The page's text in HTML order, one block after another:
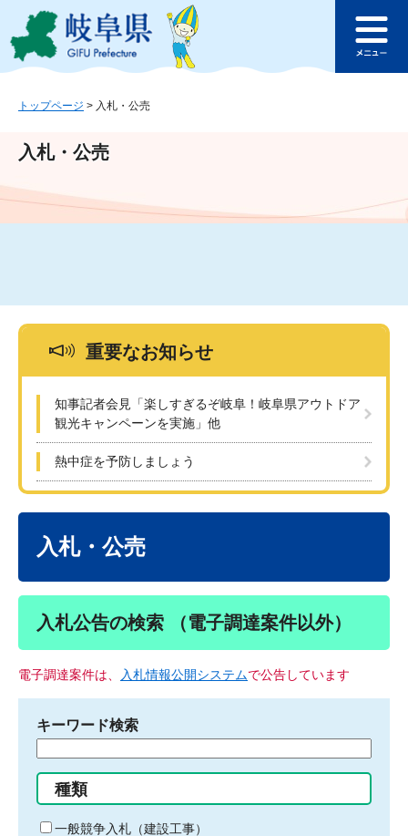
ジ
ュ
文
このページの本文へ
ュ
トップページ > 入札・公売
入札・公売
重要なお知らせ
知事記者会見「楽しすぎるぞ岐阜！岐阜県アウトドア
観光キャンペーンを実施」他
熱中症を予防しましょう
入札・公売
入札公告の検索 （電子調達案件以外）
電子調達案件は、 入札情報公開システムで公告しています
キーワード検索
る
キ
種類
一般競争入札（建設工事）